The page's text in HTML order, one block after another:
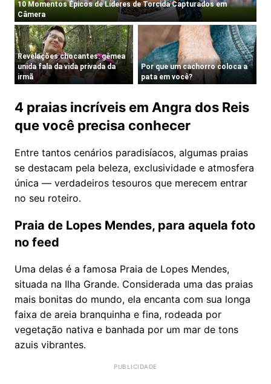
4 praias incríveis em Angra dos Reis
que você precisa conhecer
Entre tantos cenários paradisíacos, algumas praias
se destacam pela beleza, exclusividade e atmosfera
única — verdadeiros tesouros que merecem entrar
no seu roteiro.
Praia de Lopes Mendes, para aquela foto
no feed
Uma delas é a famosa Praia de Lopes Mendes,
situada na Ilha Grande. Considerada uma das praias
mais bonitas do mundo, ela encanta com sua longa
faixa de areia branquinha e fina, rodeada por
vegetação nativa e banhada por um mar de tons
azuis vibrantes.